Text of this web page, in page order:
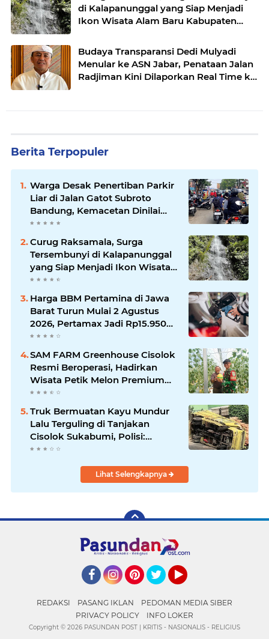
di Kalapanunggal yang Siap Menjadi
Ikon Wisata Alam Baru Kabupaten
Budaya Transparansi Dedi Mulyadi
Menular ke ASN Jabar, Penataan Jalan
Radjiman Kini Dilaporkan Real Time ke
Berita Terpopuler
Warga Desak Penertiban Parkir
Liar di Jalan Gatot Subroto
Bandung, Kemacetan Dinilai
Makin Mengkhawatirkan
Curug Raksamala, Surga
Tersembunyi di Kalapanunggal
yang Siap Menjadi Ikon Wisata
Alam Baru Kabupaten
Harga BBM Pertamina di Jawa
Barat Turun Mulai 2 Agustus
2026, Pertamax Jadi Rp15.950
per Liter, Cek Daftar Harga
SAM FARM Greenhouse Cisolok
Resmi Beroperasi, Hadirkan
Wisata Petik Melon Premium
dan Edukasi Pertanian Modern
Truk Bermuatan Kayu Mundur
Lalu Terguling di Tanjakan
Cisolok Sukabumi, Polisi:
Diduga Tak Kuat Menanjak
Lihat Selengkapnya
REDAKSI PASANG IKLAN
PEDOMAN MEDIA SIBER
PRIVACY POLICY
INFO LOKER
Copyright © 2026 PASUNDAN POST | KRITIS - NASIONALIS - RELIGIUS